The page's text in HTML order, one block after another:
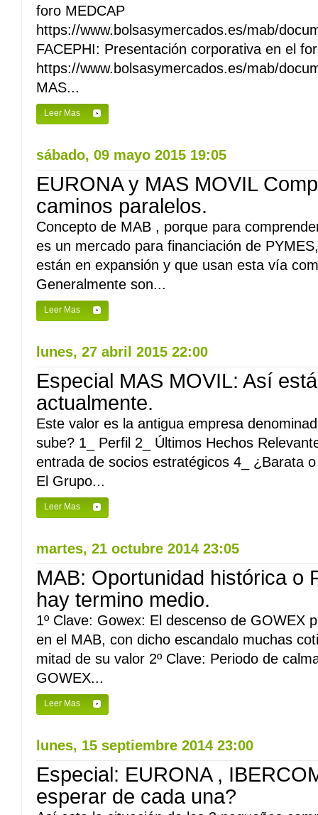
foro MEDCAP
https://www.bolsasymercados.es/mab/
FACEPHI: Presentación corporativa en el
https://www.bolsasymercados.es/mab/
MAS...
Leer Mas
sábado, 09 mayo 2015 19:05
EURONA y MAS MOVIL
caminos paralelos.
Concepto de MAB , porque para
es un mercado para financiación de
están en expansión y que usan esta vía
Generalmente son...
Leer Mas
lunes, 27 abril 2015 22:00
Especial MAS MOVIL: Así
actualmente.
Este valor es la antigua empresa
sube? 1_ Perfil 2_ Últimos Hechos
entrada de socios estratégicos 4_ ¿Barata
El Grupo...
Leer Mas
martes, 21 octubre 2014 23:05
MAB: Oportunidad histórica o
hay termino medio.
1º Clave: Gowex: El descenso de GOWEX
en el MAB, con dicho escandalo muchas
mitad de su valor 2º Clave: Periodo de
GOWEX...
Leer Mas
lunes, 15 septiembre 2014 23:00
Especial: EURONA ,
esperar de cada una?